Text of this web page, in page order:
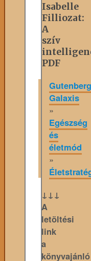
Isabelle
Filliozat:
A
szív
PDF
Gutenberg
Galaxis
»
Egészség
és
életmód
»
↓↓↓
A
letöltési
link
a
könyvajánló